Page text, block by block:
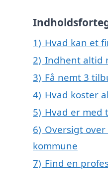
1) Hvad kan et
2) Indhent altid
3) Få nemt 3
4) Hvad koster
5) Hvad er med
6) Oversigt
kommune
7) Find en